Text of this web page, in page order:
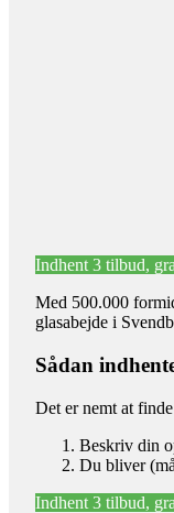
Indhent 3 tilbud,
Med 500.000
glasabejde i
Sådan
Det er nemt at
Beskriv din
Du bliver
Indhent 3 tilbud,